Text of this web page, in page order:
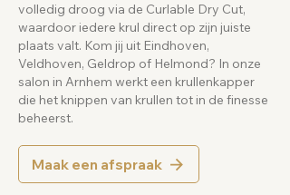
volledig droog via de Curlable Dry Cut,
waardoor iedere krul direct op zijn juiste
plaats valt. Kom jij uit Eindhoven,
Veldhoven, Geldrop of Helmond? In onze
salon in Arnhem werkt een krullenkapper
die het knippen van krullen tot in de finesse
beheerst.
Maak een afspraak